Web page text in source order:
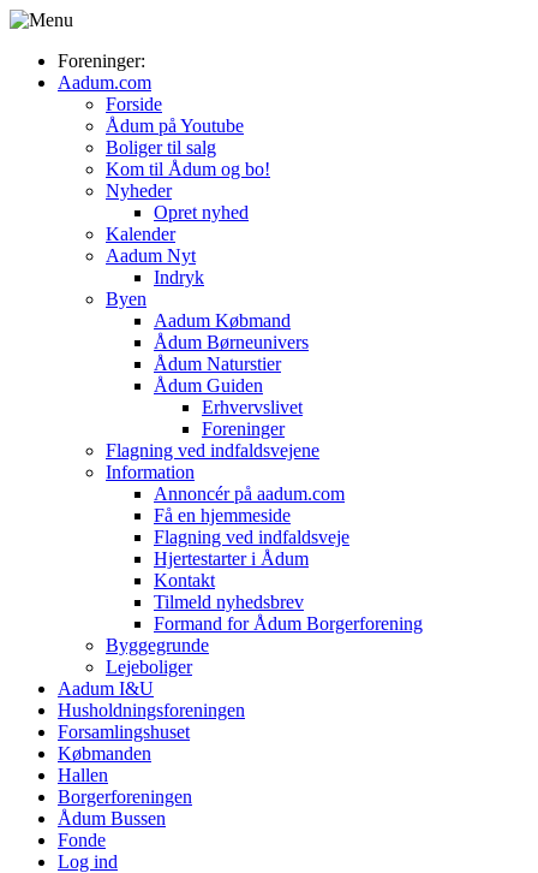
Foreninger:
Aadum.com
Forside
Ådum på Youtube
Boliger til salg
Kom til Ådum og bo!
Nyheder
Opret nyhed
Kalender
Aadum Nyt
Indryk
Byen
Aadum Købmand
Ådum Børneunivers
Ådum Naturstier
Ådum Guiden
Erhvervslivet
Foreninger
Flagning ved indfaldsvejene
Information
Annoncér på aadum.com
Få en hjemmeside
Flagning ved indfaldsveje
Hjertestarter i Ådum
Kontakt
Tilmeld nyhedsbrev
Formand for Ådum Borgerforening
Byggegrunde
Lejeboliger
Aadum I&U
Husholdningsforeningen
Forsamlingshuset
Købmanden
Hallen
Borgerforeningen
Ådum Bussen
Fonde
Log ind